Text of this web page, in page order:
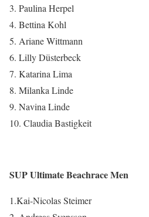
3. Paulina Herpel
4. Bettina Kohl
5. Ariane Wittmann
6. Lilly Düsterbeck
7. Katarina Lima
8. Milanka Linde
9. Navina Linde
10. Claudia Bastigkeit
SUP Ultimate Beachrace Men
1.Kai-Nicolas Steimer